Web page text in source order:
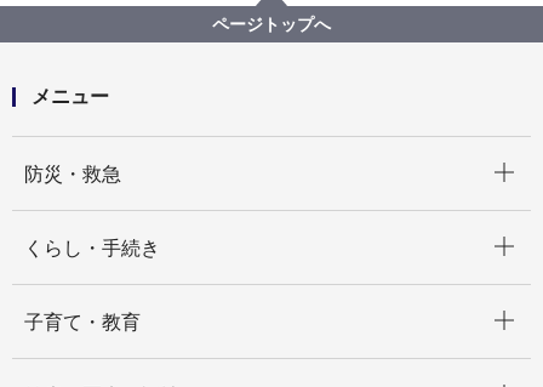
ページトップへ
メニュー
防災・救急
くらし・手続き
子育て・教育